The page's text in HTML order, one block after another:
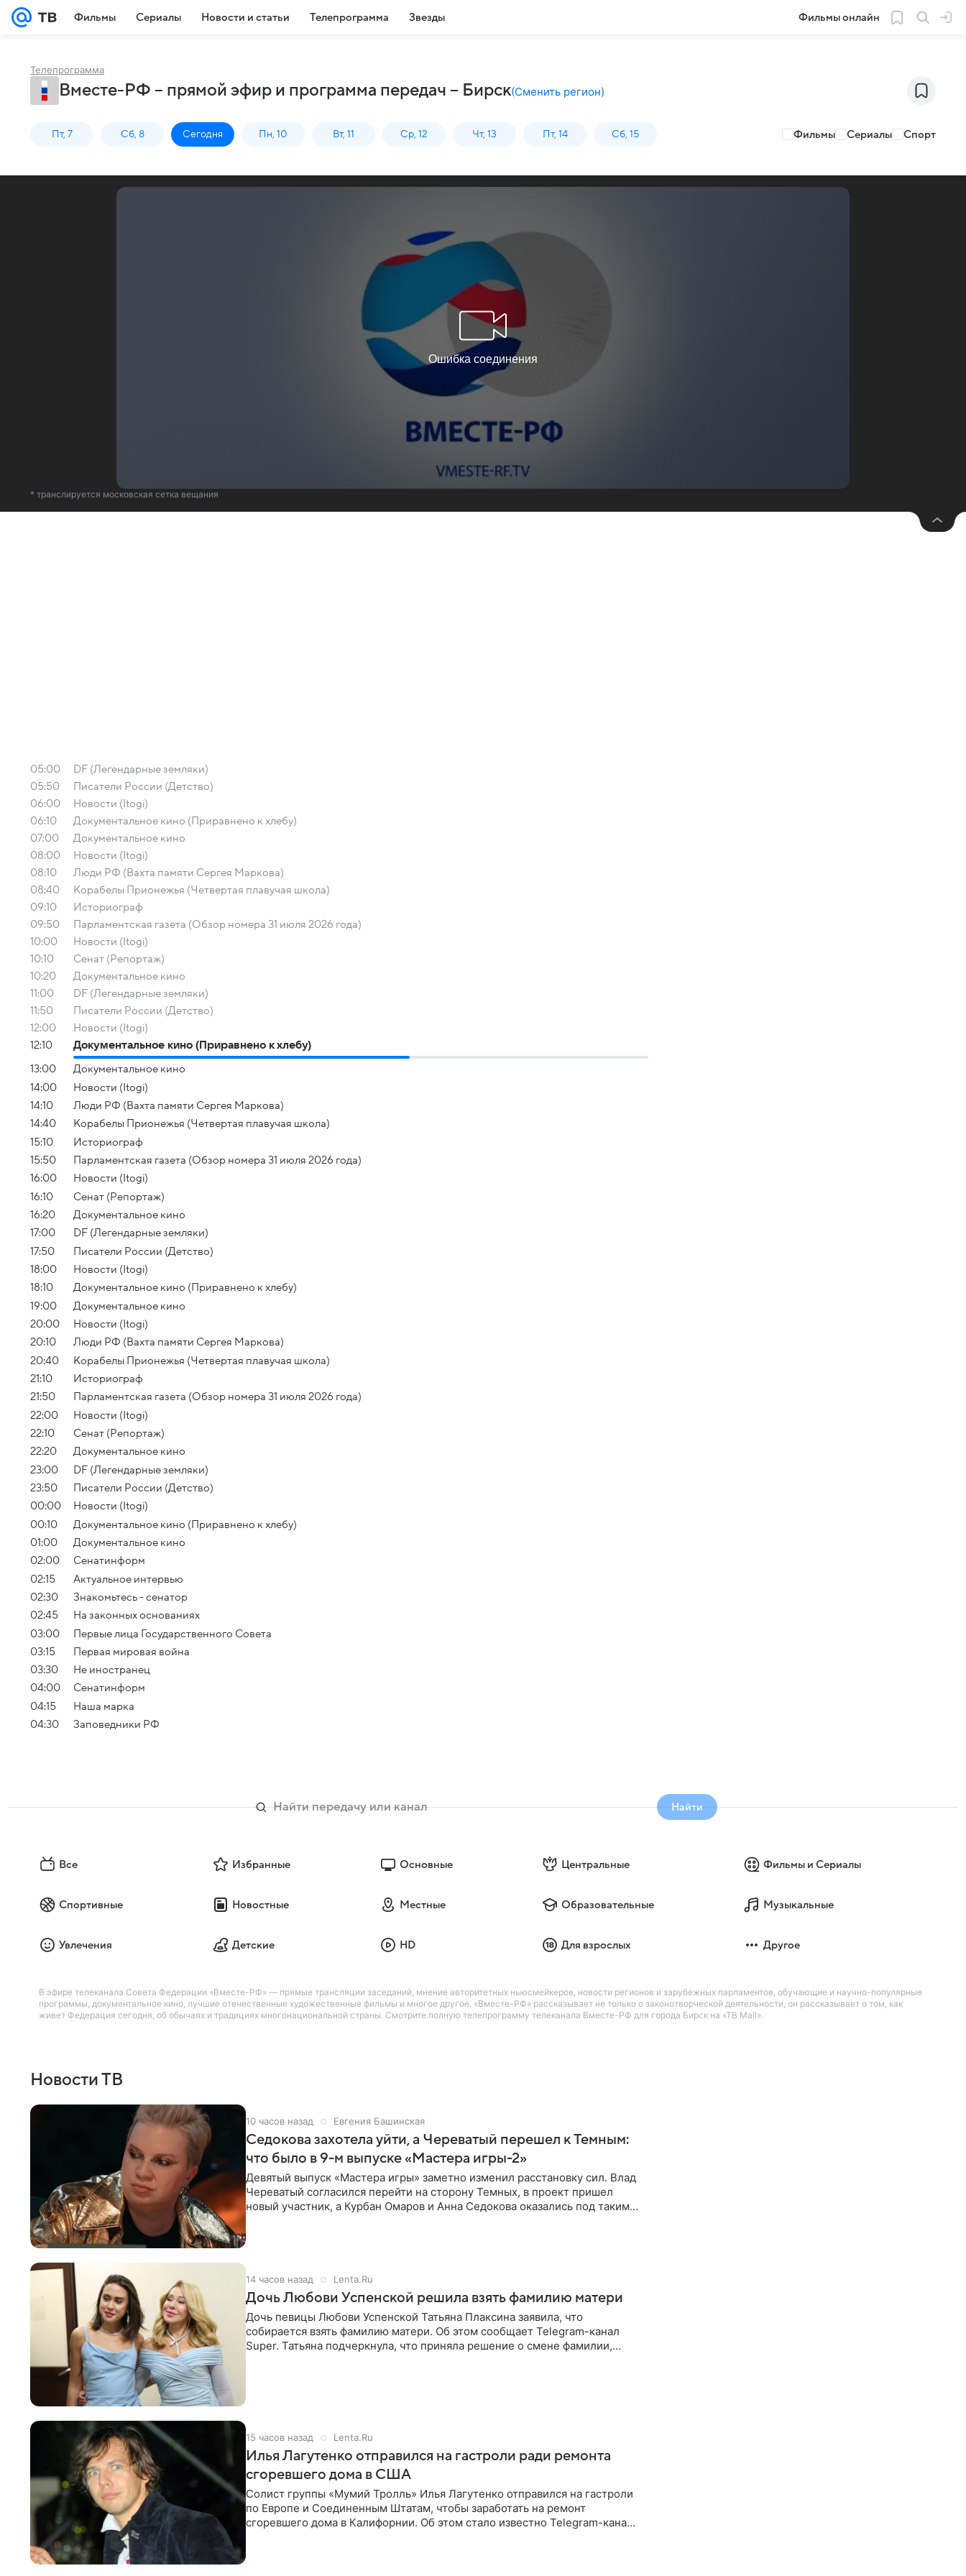
Фильмы Сериалы Новости и статьи Телепрограмма Звезды Фильмы онлайн
Телепрограмма
Вместе-РФ – прямой эфир и программа передач – Бирск(Сменить регион)
Пт, 7 Сб, 8 Сегодня Пн, 10 Вт, 11 Ср, 12 Чт, 13 Пт, 14 Сб, 15 Фильмы Сериалы Спорт
* транслируется московская сетка вещания
05:00
DF (Легендарные земляки)
05:50
Писатели России (Детство)
06:00
Новости (Itogi)
06:10
Документальное кино (Приравнено к хлебу)
07:00
Документальное кино
08:00
Новости (Itogi)
08:10
Люди РФ (Вахта памяти Сергея Маркова)
08:40
Корабелы Прионежья (Четвертая плавучая школа)
09:10
Историограф
09:50
Парламентская газета (Обзор номера 31 июля 2026 года)
10:00
Новости (Itogi)
10:10
Сенат (Репортаж)
10:20
Документальное кино
11:00
DF (Легендарные земляки)
11:50
Писатели России (Детство)
12:00
Новости (Itogi)
12:10
Документальное кино (Приравнено к хлебу)
13:00
Документальное кино
14:00
Новости (Itogi)
14:10
Люди РФ (Вахта памяти Сергея Маркова)
14:40
Корабелы Прионежья (Четвертая плавучая школа)
15:10
Историограф
15:50
Парламентская газета (Обзор номера 31 июля 2026 года)
16:00
Новости (Itogi)
16:10
Сенат (Репортаж)
16:20
Документальное кино
17:00
DF (Легендарные земляки)
17:50
Писатели России (Детство)
18:00
Новости (Itogi)
18:10
Документальное кино (Приравнено к хлебу)
19:00
Документальное кино
20:00
Новости (Itogi)
20:10
Люди РФ (Вахта памяти Сергея Маркова)
20:40
Корабелы Прионежья (Четвертая плавучая школа)
21:10
Историограф
21:50
Парламентская газета (Обзор номера 31 июля 2026 года)
22:00
Новости (Itogi)
22:10
Сенат (Репортаж)
22:20
Документальное кино
23:00
DF (Легендарные земляки)
23:50
Писатели России (Детство)
00:00
Новости (Itogi)
00:10
Документальное кино (Приравнено к хлебу)
01:00
Документальное кино
02:00
Сенатинформ
02:15
Актуальное интервью
02:30
Знакомьтесь - сенатор
02:45
На законных основаниях
03:00
Первые лица Государственного Совета
03:15
Первая мировая война
03:30
Не иностранец
04:00
Сенатинформ
04:15
Наша марка
04:30
Заповедники РФ
Найти
Все Избранные Основные Центральные Фильмы и Сериалы
Спортивные Новостные Местные Образовательные Музыкальные
Увлечения Детские HD Для взрослых Другое
В эфире телеканала Совета Федерации «Вместе-РФ» — прямые трансляции заседаний, мнение авторитетных ньюсмейкеров, новости регионов и зарубежных парламентов, обучающие и научно-популярные
программы, документальное кино, лучшие отечественные художественные фильмы и многое другое. «Вместе-РФ» рассказывает не только о законотворческой деятельности, он рассказывает о том, как
живет Федерация сегодня, об обычаях и традициях многонациональной страны. Смотрите полную телепрограмму телеканала Вместе-РФ для города Бирск на «ТВ Mail».
Новости ТВ
10 часов назад Евгения Башинская
Седокова захотела уйти, а Череватый перешел к Темным:
что было в 9-м выпуске «Мастера игры-2»
Девятый выпуск «Мастера игры» заметно изменил расстановку сил. Влад
Череватый согласился перейти на сторону Темных, в проект пришел
новый участник, а Курбан Омаров и Анна Седокова оказались под таким
14 часов назад Lenta.Ru
Дочь Любови Успенской решила взять фамилию матери
Дочь певицы Любови Успенской Татьяна Плаксина заявила, что
собирается взять фамилию матери. Об этом сообщает Telegram-канал
Super. Татьяна подчеркнула, что приняла решение о смене фамилии,
15 часов назад Lenta.Ru
Илья Лагутенко отправился на гастроли ради ремонта
сгоревшего дома в США
Солист группы «Мумий Тролль» Илья Лагутенко отправился на гастроли
по Европе и Соединенным Штатам, чтобы заработать на ремонт
сгоревшего дома в Калифорнии. Об этом стало известно Telegram-каналу